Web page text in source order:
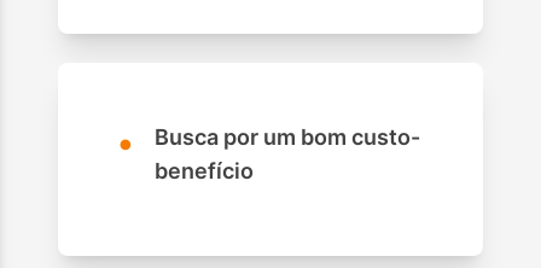
•
Busca por um bom custo-
benefício